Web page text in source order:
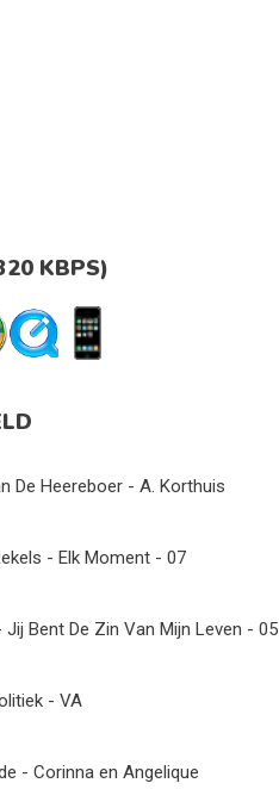
KBPS)
De Heereboer - A. Korthuis
- Elk Moment - 07
Bent De Zin Van Mijn Leven - 05
- VA
- Corinna en Angelique